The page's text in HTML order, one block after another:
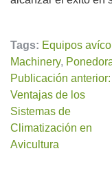
Tags: Equipos
Machinery,
Publicación anterior:
Ventajas de los
Sistemas de
Climatización en
Avicultura